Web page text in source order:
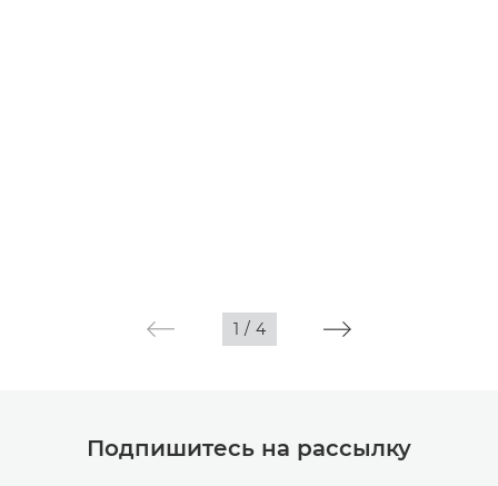
1 / 4
Подпишитесь на рассылку